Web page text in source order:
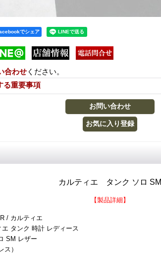
でシェア
合わせ ください。
る重要事項
カルティエ タンク ソロ SM
【製品詳細】
/ カルティエ
タンク 時計 レディース
SM レザー
ス）